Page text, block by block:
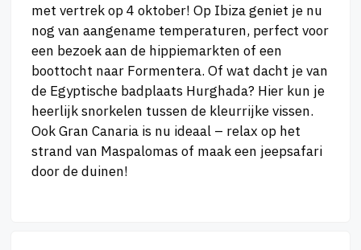
met vertrek op 4 oktober! Op Ibiza geniet je nu
nog van aangename temperaturen, perfect voor
een bezoek aan de hippiemarkten of een
boottocht naar Formentera. Of wat dacht je van
de Egyptische badplaats Hurghada? Hier kun je
heerlijk snorkelen tussen de kleurrijke vissen.
Ook Gran Canaria is nu ideaal – relax op het
strand van Maspalomas of maak een jeepsafari
door de duinen!